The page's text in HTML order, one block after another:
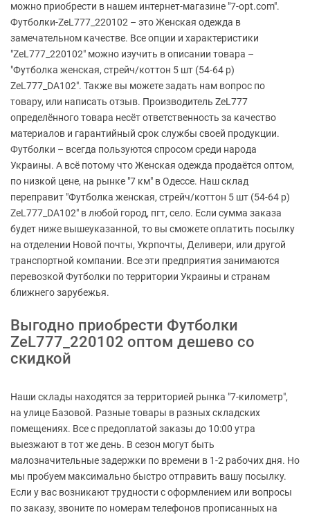
можно приобрести в нашем интернет-магазине "7-opt.com".
Футболки-ZeL777_220102 – это Женская одежда в
замечательном качестве. Все опции и характеристики
"ZeL777_220102" можно изучить в описании товара –
"Футболка женская, стрейч/коттон 5 шт (54-64 р)
ZeL777_DA102". Также вы можете задать нам вопрос по
товару, или написать отзыв. Производитель ZeL777
определённого товара несёт ответственность за качество
материалов и гарантийный срок службы своей продукции.
Футболки – всегда пользуются спросом среди народа
Украины. А всё потому что Женская одежда продаётся оптом,
по низкой цене, на рынке "7 км" в Одессе. Наш склад
переправит "Футболка женская, стрейч/коттон 5 шт (54-64 р)
ZeL777_DA102" в любой город, пгт, село. Если сумма заказа
будет ниже вышеуказанной, то вы сможете оплатить посылку
на отделении Новой почты, Укрпочты, Деливери, или другой
транспортной компании. Все эти предприятия занимаются
перевозкой Футболки по территории Украины и странам
ближнего зарубежья.
Выгодно приобрести Футболки
ZeL777_220102 оптом дешево со
скидкой
Наши склады находятся за территорией рынка "7-километр",
на улице Базовой. Разные товары в разных складских
помещениях. Все с предоплатой заказы до 10:00 утра
выезжают в тот же день. В сезон могут быть
малозначительные задержки по времени в 1-2 рабочих дня. Но
мы пробуем максимально быстро отправить вашу посылку.
Если у вас возникают трудности с оформлением или вопросы
по заказу, звоните по номерам телефонов прописанных на